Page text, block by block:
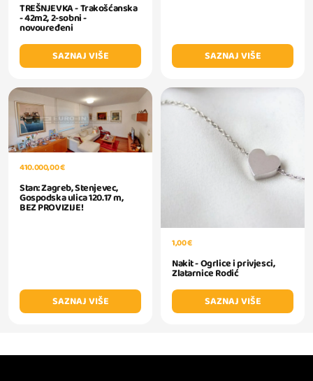
TREŠNJEVKA - Trakošćanska
- 42m2, 2-sobni -
novouređeni
SAZNAJ VIŠE
SAZNAJ VIŠE
410.000,00 €
Stan: Zagreb, Stenjevec,
Gospodska ulica 120.17 m,
BEZ PROVIZIJE!
SAZNAJ VIŠE
1,00 €
Nakit - Ogrlice i privjesci,
Zlatarnice Rodić
SAZNAJ VIŠE